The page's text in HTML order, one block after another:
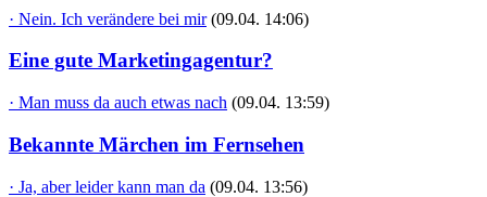
· Nein. Ich verändere bei mir (09.04. 14:06)
Eine gute Marketingagentur?
· Man muss da auch etwas nach (09.04. 13:59)
Bekannte Märchen im Fernsehen
· Ja, aber leider kann man da (09.04. 13:56)